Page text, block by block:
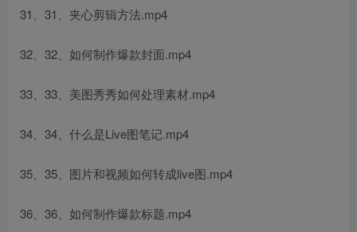
31、31、夹心剪辑方法.mp4
32、32、如何制作爆款封面.mp4
33、33、美图秀秀如何处理素材.mp4
34、34、什么是Live图笔记.mp4
35、35、图片和视频如何转成live图.mp4
36、36、如何制作爆款标题.mp4